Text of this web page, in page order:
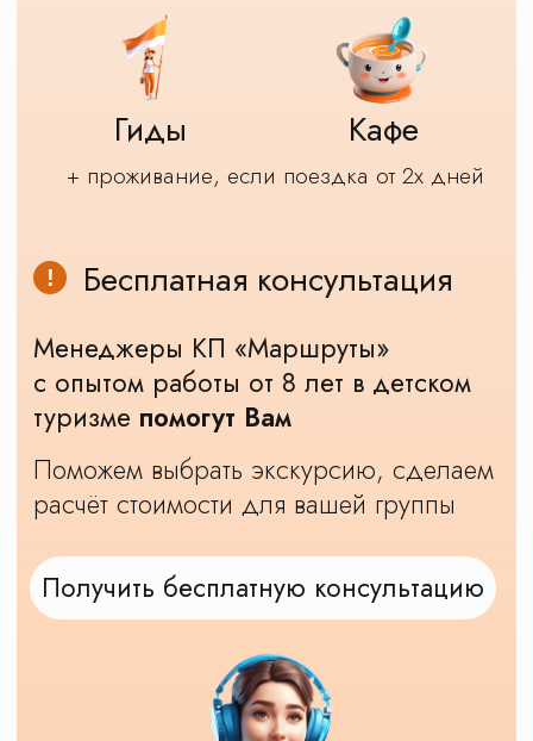
Тур для школьников в Тулу
Экскурсия для школьников в Тулу представляет
собой уникальное путешествие, которое может
явиться ярким и запоминающимся событием в
жизни каждого молодого ученика. Столица
историей, культурным наследием и уникальными
достопримечательностями, привлекающими
внимание туристов со всего мира. А что может
быть лучше, чем отправиться в увлекательное и
познавательное путешествие по этому городу
точкой нашей экскурсии будет Тульский Кремль,
который исторически служил важной оборонной
крепостью. В верхнем городе Кремля ученики
смогут восхититься грандиозным Вознесенским
собором, построенным в XVIII веке, а также
Мавзолеем, где похоронен сам М.И. Кутузов,